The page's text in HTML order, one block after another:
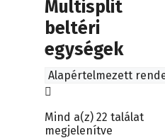
Multisplit
beltéri
egységek
Mind a(z) 22 találat
megjelenítve